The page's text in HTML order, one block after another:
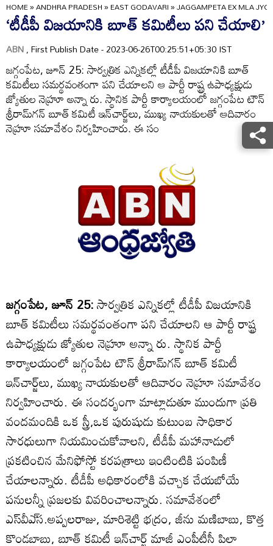
HOME»ANDHRA PRADESH»EAST GODAVARI»JAGGAMPETA EX MLA
‘టీడీపీ విజయానికి బూత్‌ కమిటీలు పని చేయాలి’
ABN, First Publish Date - 2023-06-26T00:25:51+05:30 IST
జగ్గంపేట, జూన్‌ 25: సార్వత్రిక ఎన్నికల్లో టీడీపీ విజయానికి బూత్‌
కమిటీలు సమర్థవంతంగా పని చేయాలని ఆ పార్టీ రాష్ట్ర ఉపాధ్యక్షుడు
జ్యోతుల నెహ్రూ అన్నా రు. స్థానిక పార్టీ కార్యాలయంలో జగ్గంపేట టౌన్‌
శ్రీరామ్‌గన్‌ బూత్‌ కమిటీ ఇన్‌చార్జ్‌లు, ముఖ్య నాయకులతో ఆదివారం
నెహ్రూ సమావేశం నిర్వహించారు. ఈ సం
జగ్గంపేట, జూన్‌ 25:సార్వత్రిక ఎన్నికల్లో టీడీపీ విజయానికి
బూత్‌ కమిటీలు సమర్థవంతంగా పని చేయాలని ఆ పార్టీ రాష్ట్ర
ఉపాధ్యక్షుడు జ్యోతుల నెహ్రూ అన్నా రు. స్థానిక పార్టీ
కార్యాలయంలో జగ్గంపేట టౌన్‌ శ్రీరామ్‌గన్‌ బూత్‌ కమిటీ
ఇన్‌చార్జ్‌లు, ముఖ్య నాయకులతో ఆదివారం నెహ్రూ సమావేశం
నిర్వహించారు. ఈ సందర్భంగా మాట్లాడుతూ ముందుగా ప్రతి
వందమందికి ఒక స్త్రీ,ఒక పురుషుడు కుటుంబ సాధికార
సారధులుగా నియమించుకోవాలని, టీడీపీ మహానాడులో
ప్రకటించిన మేనిఫోస్టో కరపత్రాలు ఇంటింటికి పంపిణీ
చేయాలన్నారు. టీడీపీ అధికారంలోకి వచ్చాక చేయబోయే
పనులన్నీ ప్రజలకు వివరించాలన్నారు. సమావేశంలో
ఎస్‌వీఎ్‌స.అప్పలరాజు, మారిశెట్టి భద్రం, జీను మణిబాబు, కొత్త
కొండబాబు, బూత్‌ కమిటీ ఇన్‌చార్జ్‌ మాజీ ఎంపీటీసీ పిలా